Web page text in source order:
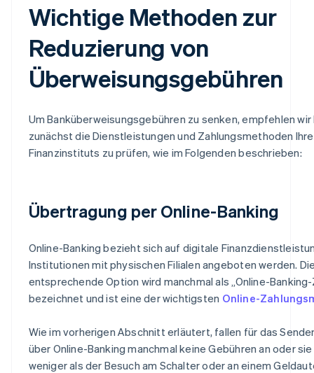
Wichtige Methoden zur
Reduzierung von
Überweisungsgebühren
Um Banküberweisungsgebühren zu senken, empfehlen wir
zunächst die Dienstleistungen und Zahlungsmethoden
Finanzinstituts zu prüfen, wie im Folgenden beschrieben:
Übertragung per Online-Banking
Online-Banking bezieht sich auf digitale
Institutionen mit physischen Filialen angeboten werden.
entsprechende Option wird manchmal als „Online-Banking-
bezeichnet und ist eine der wichtigsten Online-
Wie im vorherigen Abschnitt erläutert, fallen für das
über Online-Banking manchmal keine Gebühren an oder
weniger als der Besuch am Schalter oder an einem